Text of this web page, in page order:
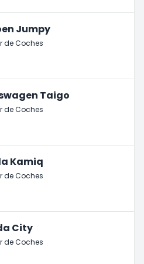
Jumpy
de Coches
Taigo
de Coches
Kamiq
de Coches
City
de Coches